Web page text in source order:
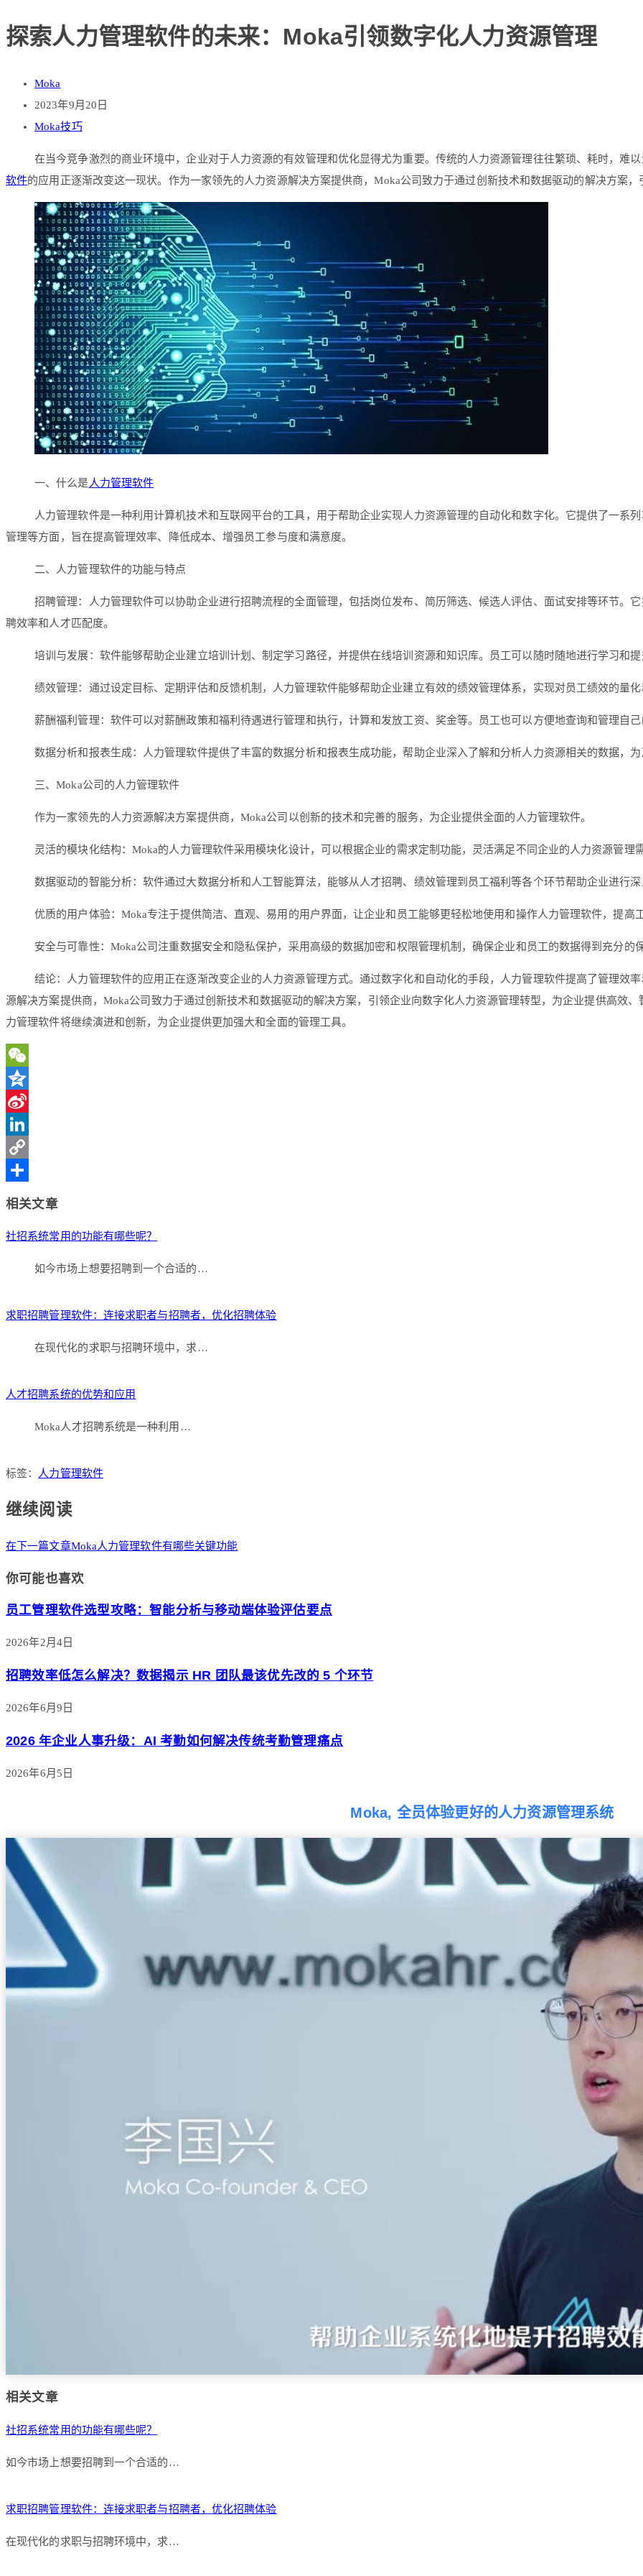
探索人力管理软件的未来：Moka引领数字化人力资源管理
Moka
2023年9月20日
Moka技巧
在当今竞争激烈的商业环境中，企业对于人力资源的有效管理和优化显得尤为重要。传统的人力资源管理往往繁琐、耗时，难
软件的应用正逐渐改变这一现状。作为一家领先的人力资源解决方案提供商，Moka公司致力于通过创新技术和数据驱动的解决方案
一、什么是人力管理软件
人力管理软件是一种利用计算机技术和互联网平台的工具，用于帮助企业实现人力资源管理的自动化和数字化。它提供了一系
管理等方面，旨在提高管理效率、降低成本、增强员工参与度和满意度。
二、人力管理软件的功能与特点
招聘管理：人力管理软件可以协助企业进行招聘流程的全面管理，包括岗位发布、简历筛选、候选人评估、面试安排等环节。
聘效率和人才匹配度。
培训与发展：软件能够帮助企业建立培训计划、制定学习路径，并提供在线培训资源和知识库。员工可以随时随地进行学习和
绩效管理：通过设定目标、定期评估和反馈机制，人力管理软件能够帮助企业建立有效的绩效管理体系，实现对员工绩效的量
薪酬福利管理：软件可以对薪酬政策和福利待遇进行管理和执行，计算和发放工资、奖金等。员工也可以方便地查询和管理自
数据分析和报表生成：人力管理软件提供了丰富的数据分析和报表生成功能，帮助企业深入了解和分析人力资源相关的数据，
三、Moka公司的人力管理软件
作为一家领先的人力资源解决方案提供商，Moka公司以创新的技术和完善的服务，为企业提供全面的人力管理软件。
灵活的模块化结构：Moka的人力管理软件采用模块化设计，可以根据企业的需求定制功能，灵活满足不同企业的人力资源管理
数据驱动的智能分析：软件通过大数据分析和人工智能算法，能够从人才招聘、绩效管理到员工福利等各个环节帮助企业进行
优质的用户体验：Moka专注于提供简洁、直观、易用的用户界面，让企业和员工能够更轻松地使用和操作人力管理软件，提高
安全与可靠性：Moka公司注重数据安全和隐私保护，采用高级的数据加密和权限管理机制，确保企业和员工的数据得到充分的
结论：人力管理软件的应用正在逐渐改变企业的人力资源管理方式。通过数字化和自动化的手段，人力管理软件提高了管理效
源解决方案提供商，Moka公司致力于通过创新技术和数据驱动的解决方案，引领企业向数字化人力资源管理转型，为企业提供高效
力管理软件将继续演进和创新，为企业提供更加强大和全面的管理工具。
WeChat
Qzone
Sina
Weibo
LinkedIn
Copy
相关文章
社招系统常用的功能有哪些呢？
如今市场上想要招聘到一个合适的…
求职招聘管理软件：连接求职者与招聘者，优化招聘体验
在现代化的求职与招聘环境中，求…
人才招聘系统的优势和应用
Moka人才招聘系统是一种利用…
标签： 人力管理软件
继续阅读
在下一篇文章Moka人力管理软件有哪些关键功能
你可能也喜欢
员工管理软件选型攻略：智能分析与移动端体验评估要点
2026年2月4日
招聘效率低怎么解决？数据揭示 HR 团队最该优先改的 5 个环节
2026年6月9日
2026 年企业人事升级：AI 考勤如何解决传统考勤管理痛点
2026年6月5日
Moka, 全员体验更好的人力资源管理系统
相关文章
社招系统常用的功能有哪些呢？
如今市场上想要招聘到一个合适的…
求职招聘管理软件：连接求职者与招聘者，优化招聘体验
在现代化的求职与招聘环境中，求…